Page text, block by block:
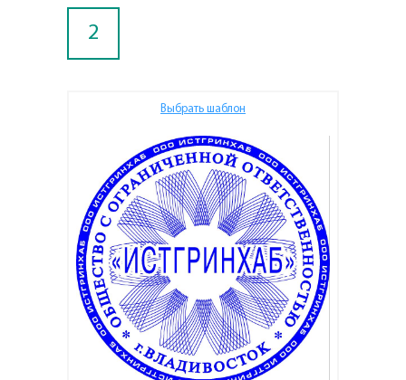
2
Выбрать шаблон